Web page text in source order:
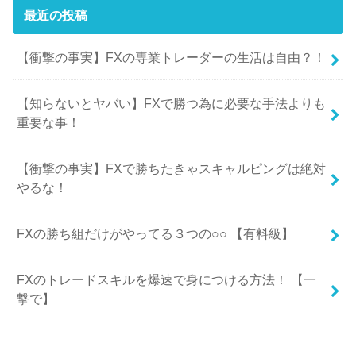
最近の投稿
【衝撃の事実】FXの専業トレーダーの生活は自由？！
【知らないとヤバい】FXで勝つ為に必要な手法よりも
重要な事！
【衝撃の事実】FXで勝ちたきゃスキャルピングは絶対
やるな！
FXの勝ち組だけがやってる３つの○○ 【有料級】
FXのトレードスキルを爆速で身につける方法！ 【一
撃で】